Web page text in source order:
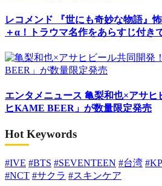
レコメンド 『世にも奇妙な物語』
＋α！トラウマ名作をあらすじ付き
エンタメニュース 亀梨和也×アサヒ
ヒKAME BEER」が数量限定発売
Hot Keywords
#IVE #BTS #SEVENTEEN #台湾
#NCT #サクラ #スキンケア